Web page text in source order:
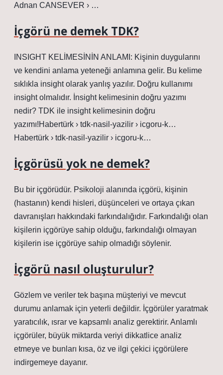
Adnan CANSEVER › …
İçgörü ne demek TDK?
INSIGHT KELİMESİNİN ANLAMI: Kişinin duygularını
ve kendini anlama yeteneği anlamına gelir. Bu kelime
sıklıkla insight olarak yanlış yazılır. Doğru kullanımı
insight olmalıdır. İnsight kelimesinin doğru yazımı
nedir? TDK ile insight kelimesinin doğru
yazımı!Habertürk › tdk-nasil-yazilir › icgoru-k…
Habertürk › tdk-nasil-yazilir › icgoru-k…
İçgörüsü yok ne demek?
Bu bir içgörüdür. Psikoloji alanında içgörü, kişinin
(hastanın) kendi hisleri, düşünceleri ve ortaya çıkan
davranışları hakkındaki farkındalığıdır. Farkındalığı olan
kişilerin içgörüye sahip olduğu, farkındalığı olmayan
kişilerin ise içgörüye sahip olmadığı söylenir.
İçgörü nasıl oluşturulur?
Gözlem ve veriler tek başına müşteriyi ve mevcut
durumu anlamak için yeterli değildir. İçgörüler yaratmak
yaratıcılık, ısrar ve kapsamlı analiz gerektirir. Anlamlı
içgörüler, büyük miktarda veriyi dikkatlice analiz
etmeye ve bunları kısa, öz ve ilgi çekici içgörülere
indirgemeye dayanır.